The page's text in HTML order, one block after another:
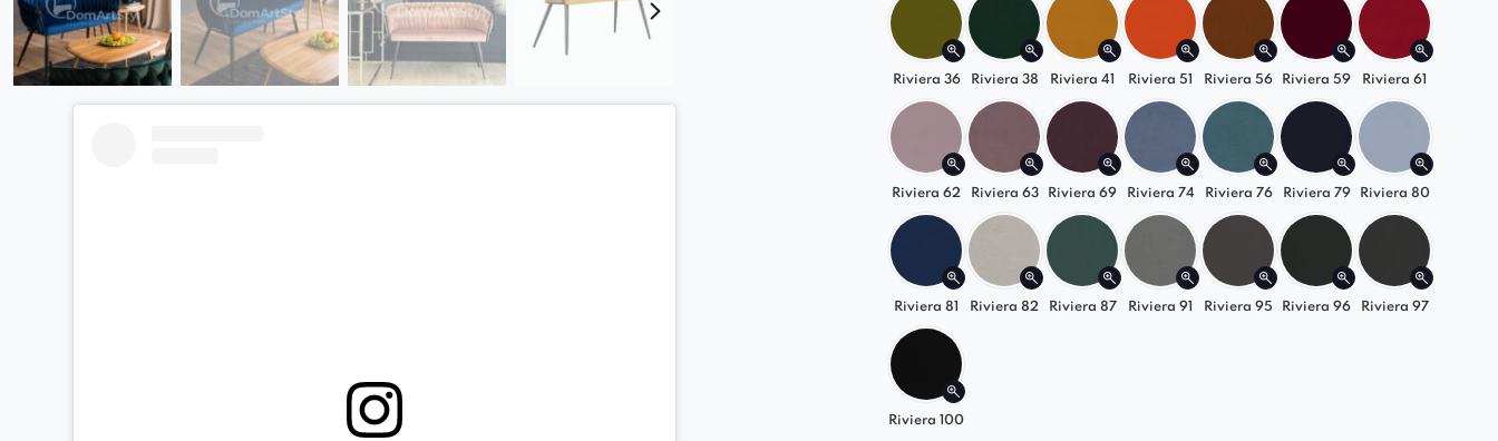
stanowią piękny element każdego wnętrza, skompletowane
w zestaw z fotelami Larissa stworzą istne designerskie
arcydzieło.
Riviera 36 Riviera 38 Riviera 41 Riviera 51 Riviera 56 Riviera 59 Riviera 61
Riviera 62 Riviera 63 Riviera 69 Riviera 74 Riviera 76 Riviera 79 Riviera 80
Riviera 81 Riviera 82 Riviera 87 Riviera 91 Riviera 95 Riviera 96 Riviera 97
Riviera 100